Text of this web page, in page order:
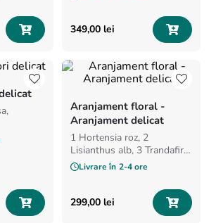
349,00 lei
Aranjament floral -
Aranjament delicat
1 Hortensia roz, 2
Lisianthus alb, 3 Trandafiri
rozLivrare în 2-4 ore
299,00 lei